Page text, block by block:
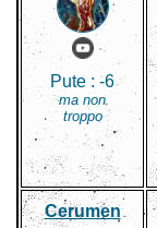
Pute : -6
ma non
troppo
Cerumen